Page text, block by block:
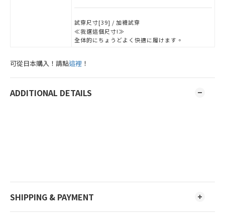
試穿尺寸[39] / 加襪試穿
≪我選這個尺寸!≫
全体的にちょうどよく快適に履けます。
可從日本購入！請點這裡 ！
ADDITIONAL DETAILS
SHIPPING & PAYMENT